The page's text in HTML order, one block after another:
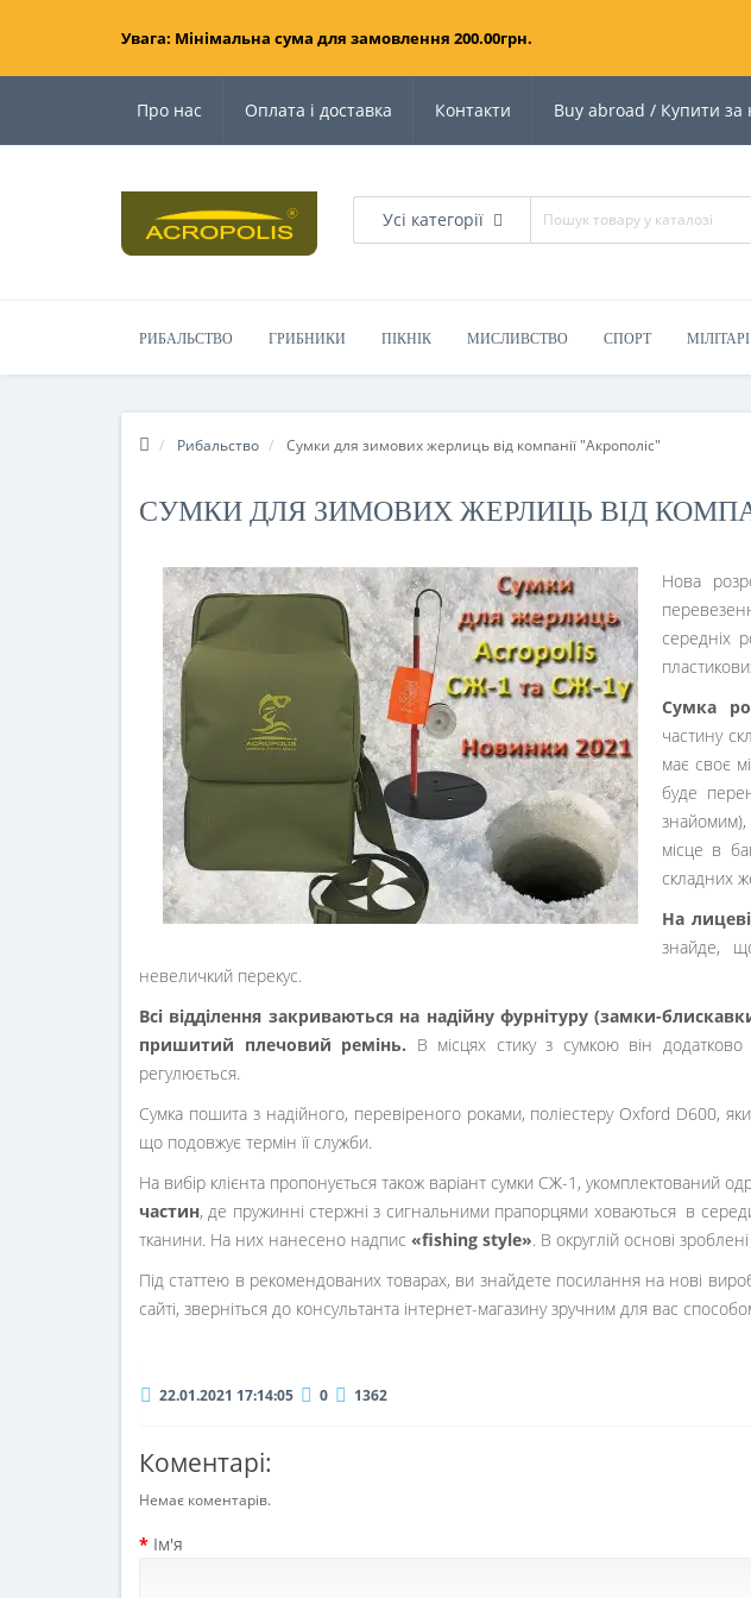
Увага: Мінімальна сума для замовлення 200.00грн.
Про нас Оплата і доставка Контакти Buy abroad / Купити за
Усі категорії
РИБАЛЬСТВО ГРИБНИКИ ПІКНІК МИСЛИВСТВО СПОРТ МІЛІТАРІ
Рибальство Сумки для зимових жерлиць від компанії "Акрополіс"
СУМКИ ДЛЯ ЗИМОВИХ ЖЕРЛИЦЬ ВІД
Нова
середніх
Сумка
частину
має своє
буде
знайомим),
місце в
складних
На
знайде,
невеличкий перекус.
Всі відділення закриваються на надійну фурнітуру (замки-
пришитий плечовий ремінь. В місцях стику з сумкою він
регулюється.
Сумка пошита з надійного, перевіреного роками, поліестеру Oxford D600,
що подовжує термін її служби.
На вибір клієнта пропонується також варіант сумки СЖ-1, укомплектований
частин, де пружинні стержні з сигнальними прапорцями ховаються в
тканини. На них нанесено надпис «fishing style». В округлій основі
Під статтею в рекомендованих товарах, ви знайдете посилання на нові
сайті, зверніться до консультанта інтернет-магазину зручним для вас
22.01.2021 17:14:05 0 1362
Коментарі:
Немає коментарів.
Ім'я